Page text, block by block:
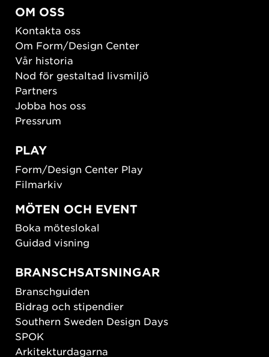
OM OSS
Kontakta oss
Om Form/Design Center
Vår historia
Nod för gestaltad livsmiljö
Partners
Jobba hos oss
Pressrum
PLAY
Form/Design Center Play
Filmarkiv
MÖTEN OCH EVENT
Boka möteslokal
Guidad visning
BRANSCHSATSNINGAR
Branschguiden
Bidrag och stipendier
Southern Sweden Design Days
SPOK
Arkitekturdagarna